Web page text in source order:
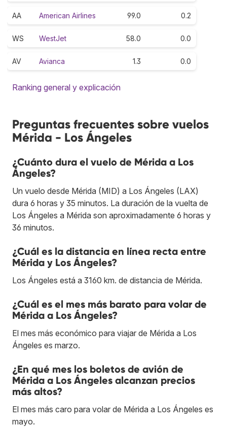
AA American Airlines 99.0 0.2
WS WestJet 58.0 0.0
AV Avianca 1.3 0.0
Ranking general y explicación
Preguntas frecuentes sobre vuelos
Mérida - Los Ángeles
¿Cuánto dura el vuelo de Mérida a Los
Ángeles?
Un vuelo desde Mérida (MID) a Los Ángeles (LAX)
dura 6 horas y 35 minutos. La duración de la vuelta de
Los Ángeles a Mérida son aproximadamente 6 horas y
36 minutos.
¿Cuál es la distancia en línea recta entre
Mérida y Los Ángeles?
Los Ángeles está a 3160 km. de distancia de Mérida.
¿Cuál es el mes más barato para volar de
Mérida a Los Ángeles?
El mes más económico para viajar de Mérida a Los
Ángeles es marzo.
¿En qué mes los boletos de avión de
Mérida a Los Ángeles alcanzan precios
más altos?
El mes más caro para volar de Mérida a Los Ángeles es
mayo.